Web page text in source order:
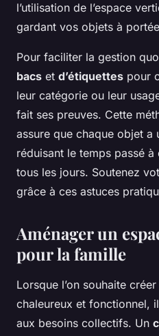
l’utilisation de l’espace
gardant vos objets à
Pour faciliter la gestion
bacs et d’étiquettes pour
leur catégorie ou leur
fait ses preuves. Cette
assure que chaque objet a
réduisant le temps passé
tous les jours. Soutenez
grâce à ces astuces
Aménager un
pour la famille
Lorsque l’on souhaite créer
chaleureux et fonctionnel,
aux besoins collectifs. Un